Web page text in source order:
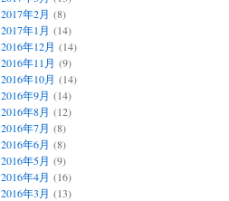
2017年2月 (8)
2017年1月 (14)
2016年12月 (14)
2016年11月 (9)
2016年10月 (14)
2016年9月 (14)
2016年8月 (12)
2016年7月 (8)
2016年6月 (8)
2016年5月 (9)
2016年4月 (16)
2016年3月 (13)